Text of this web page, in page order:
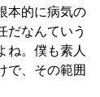
本的に病気の
だなんていう
ね。僕も素人
で、その範囲